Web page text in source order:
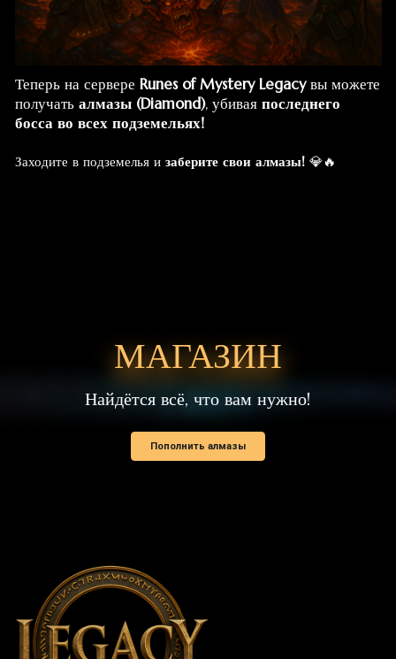
Теперь на сервереRunes of Mystery Legacyвы можете
получатьалмазы (Diamond), убивая последнего
босса во всех подземельях!
Заходите в подземелья изаберите свои алмазы!💎🔥
Пополнить алмазы
ССЫЛКИ